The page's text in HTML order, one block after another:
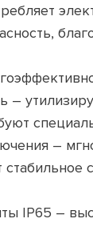
–
–
стабильное
IP65 –